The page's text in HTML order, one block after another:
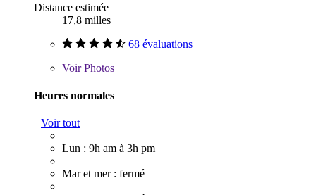
Distance estimée
17,8 milles
68 évaluations
VoirPhotos
Heures normales
Voir tout
Lun : 9h am à 3h pm
Mar et mer : fermé